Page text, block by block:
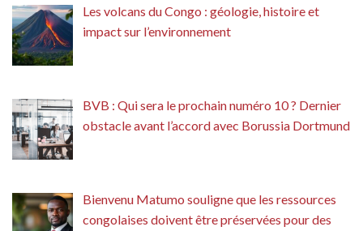
Les volcans du Congo : géologie, histoire et
impact sur l’environnement
BVB : Qui sera le prochain numéro 10 ? Dernier
obstacle avant l’accord avec Borussia Dortmund
Bienvenu Matumo souligne que les ressources
congolaises doivent être préservées pour des